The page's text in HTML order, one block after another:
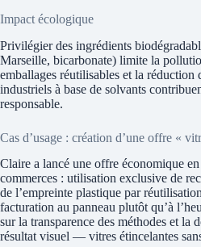
Impact écologique
Privilégier des ingrédients
Marseille, bicarbonate) limite la
emballages réutilisables et la réduction
industriels à base de solvants
responsable.
Cas d’usage : création d’une offre «
Claire a lancé une offre économique
commerces : utilisation exclusive de
de l’empreinte plastique par
facturation au panneau plutôt qu’à
sur la transparence des méthodes et la
résultat visuel — vitres étincelantes